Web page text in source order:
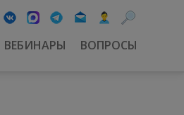
ВЕБИНАРЫ ВОПРОСЫ